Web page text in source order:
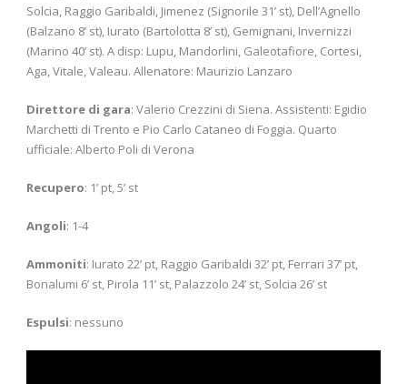
Solcia, Raggio Garibaldi, Jimenez (Signorile 31’ st), Dell’Agnello
(Balzano 8’ st), Iurato (Bartolotta 8’ st), Gemignani, Invernizzi
(Marino 40’ st). A disp: Lupu, Mandorlini, Galeotafiore, Cortesi,
Aga, Vitale, Valeau. Allenatore: Maurizio Lanzaro
Direttore di gara: Valerio Crezzini di Siena. Assistenti: Egidio
Marchetti di Trento e Pio Carlo Cataneo di Foggia. Quarto
ufficiale: Alberto Poli di Verona
Recupero: 1’ pt, 5’ st
Angoli: 1-4
Ammoniti: Iurato 22’ pt, Raggio Garibaldi 32’ pt, Ferrari 37’ pt,
Bonalumi 6’ st, Pirola 11’ st, Palazzolo 24’ st, Solcia 26’ st
Espulsi: nessuno